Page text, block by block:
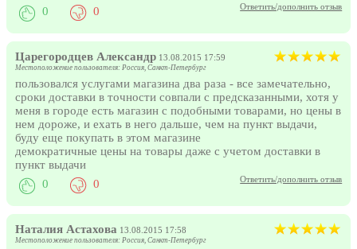
Ответить/дополнить отзыв
0 0
Царегородцев Александр 13.08.2015 17:59
Местоположение пользователя: Россия, Санкт-Петербург
пользовался услугами магазина два раза - все замечательно,
сроки доставки в точности совпали с предсказанными, хотя у
меня в городе есть магазин с подобными товарами, но цены в
нем дороже, и ехать в него дальше, чем на пункт выдачи,
буду еще покупать в этом магазине
демократичные цены на товары даже с учетом доставки в
пункт выдачи
Ответить/дополнить отзыв
0 0
Наталия Астахова 13.08.2015 17:58
Местоположение пользователя: Россия, Санкт-Петербург